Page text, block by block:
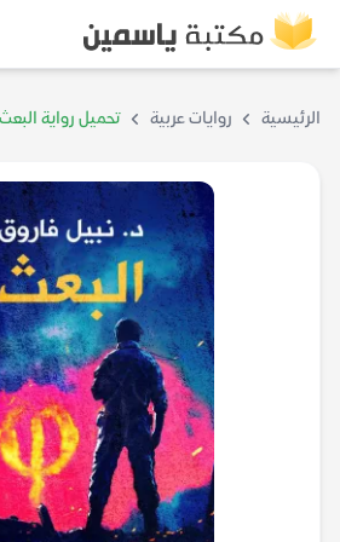
الرئيسية روايات عربية تحميل رواية